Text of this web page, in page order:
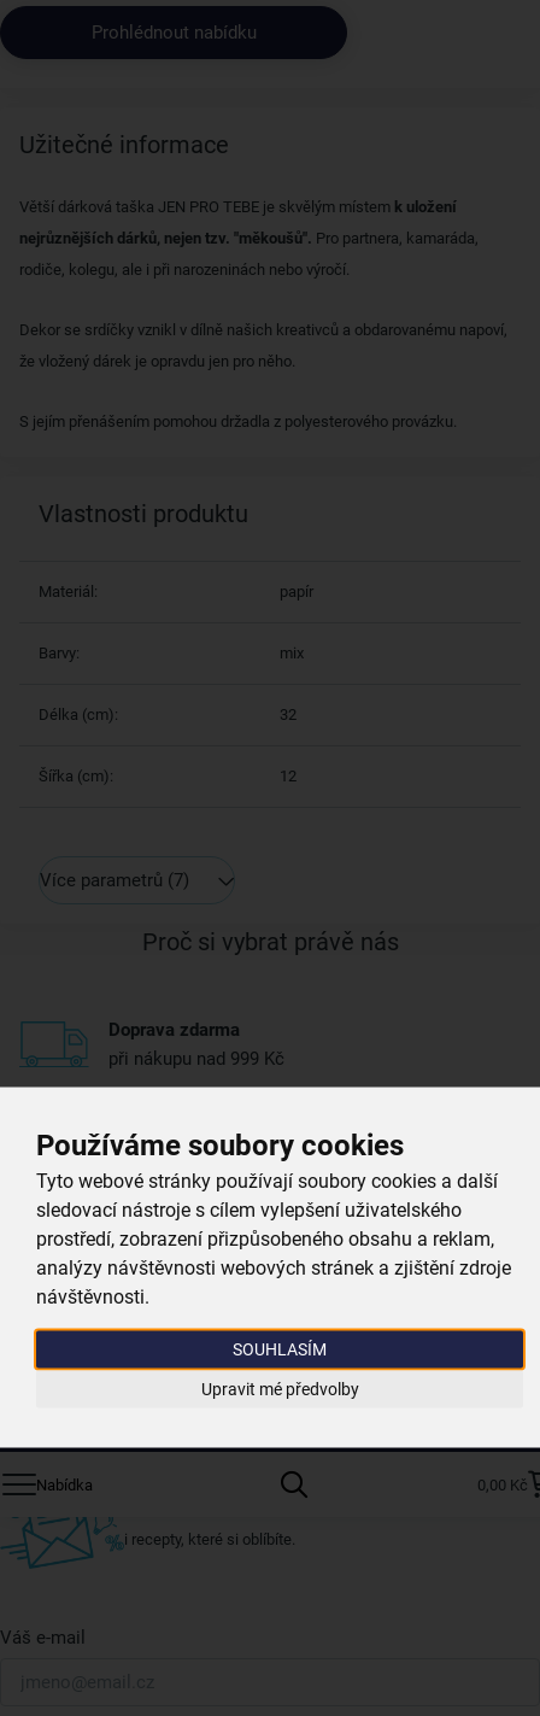
Používáme soubory cookies
Tyto webové stránky používají soubory cookies a další
sledovací nástroje s cílem vylepšení uživatelského
prostředí, zobrazení přizpůsobeného obsahu a reklam,
analýzy návštěvnosti webových stránek a zjištění zdroje
návštěvnosti.
SOUHLASÍM
Upravit mé předvolby
Prohlédnout nabídku
Užitečné informace
Větší dárková taška JEN PRO TEBE je skvělým místem k uložení
nejrůznějších dárků, nejen tzv. "měkoušů". Pro partnera, kamaráda,
rodiče, kolegu, ale i při narozeninách nebo výročí.
Dekor se srdíčky vznikl v dílně našich kreativců a obdarovanému napoví,
že vložený dárek je opravdu jen pro něho.
S jejím přenášením pomohou držadla z polyesterového provázku.
Vlastnosti produktu
Materiál: papír
Barvy: mix
Délka (cm): 32
Šířka (cm): 12
Více parametrů (7)
Proč si vybrat právě nás
Doprava zdarma
při nákupu nad 999 Kč
máme téměr vše skladem
Vždy si u nás vyberete
4 000 kvalitních produktů
Jsme vždy poblíž
nejširší síť domácích potřeb
Nabídka 0,00 Kč
Získejte rady, recepty a tipy na slevy dřív než
Přihlaste se k odběru našeho newsletteru.
i recepty, které si oblíbíte.
Váš e-mail